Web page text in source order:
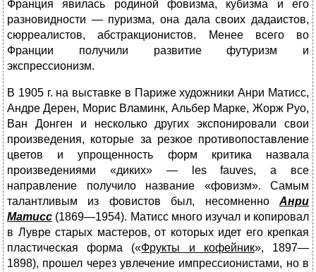
Франция явилась родиной фовизма, кубизма и его
разновидности — пуризма, она дала своих дадаистов,
сюрреали­стов, абстракционистов. Менее всего во
Франции получили развитие футуризм и
экспрессионизм.
В 1905 г. на выставке в Париже художники Анри Матисс,
Андре Дерен, Морис Вламинк, Альбер Марке, Жорж Руо,
Ван Донген и несколько других экспонировали свои
произведения, которые за резкое противопоставление
цветов и упрощенность форм критика назвала
произведениями «диких» — les fauves, а все
направление получило название «фовизм». Самым
талантливым из фовистов был, несомненно Анри
Матисс (1869—1954). Матисс много изучал и копировал
в Лувре старых мастеров, от которых идет его крепкая
пластическая форма («Фрукты и кофейник», 1897—
1898), прошел через увлечение импрессионистами, но в